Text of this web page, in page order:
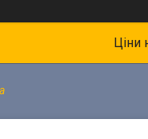
Ціни